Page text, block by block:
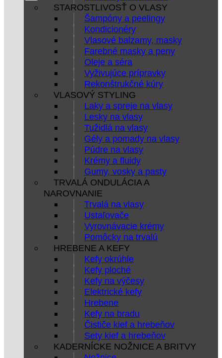
STAROSTLIVOSŤ O VLASY
Šampóny a peelingy
Kondicionéry
Vlasové balzamy, masky
Farebné masky a peny
Oleje a séra
Vyživujúce prípravky
Rekonštrukčné kúry
VLASOVÝ STYLING
Laky a spreje na vlasy
Lesky na vlasy
Tužidlá na vlasy
Gély a pomady na vlasy
Púdre na vlasy
Krémy a fluidy
Gumy, vosky a pasty
TRVALÁ ONDULÁCIA A
NAROVNANIE
Trvalá na vlasy
Ustaľovače
Vyrovnávacie krémy
Pomôcky na trvalú
HREBENE A KEFY
Kefy okrúhle
Kefy ploché
Kefy na výčesy
Elektrické kefy
Hrebene
Kefy na bradu
Čističe kief a hrebeňov
Sety kief a hrebeňov
KADERNÍCKE NOŽNICE A BRITVY